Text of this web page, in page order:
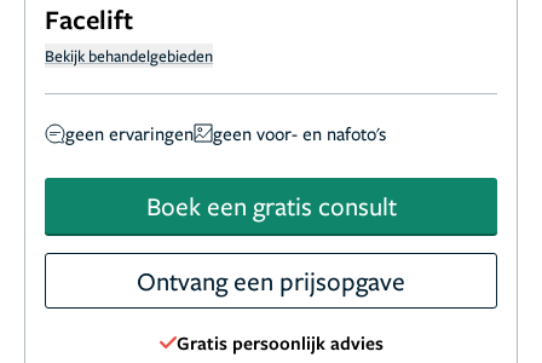
Facelift
Bekijk behandelgebieden
geen ervaringen geen voor- en nafoto's
Boek een gratis consult
Ontvang een prijsopgave
Gratis persoonlijk advies